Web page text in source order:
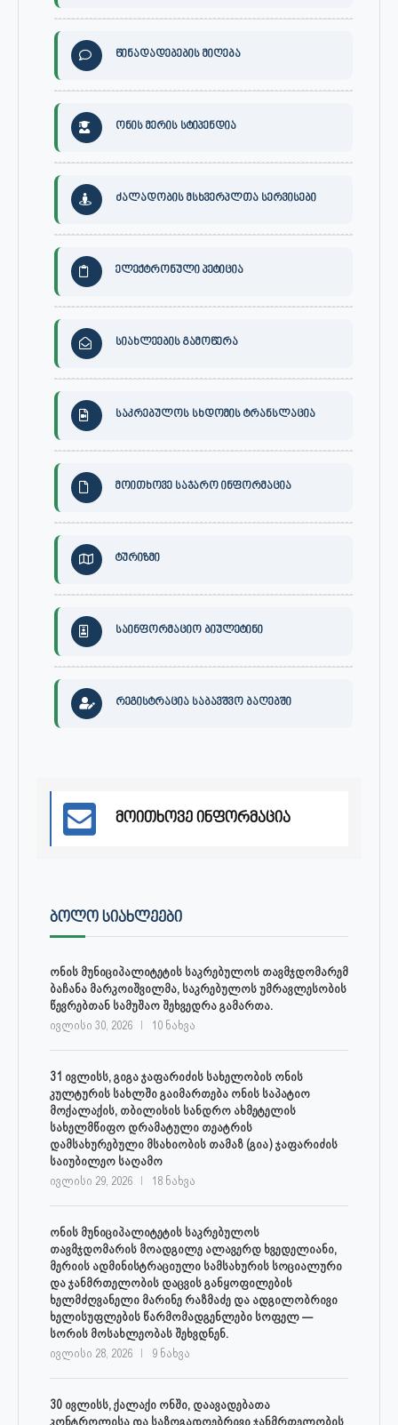
წინადადებების მიღება
ონის მერის სტიპენდია
ძალადობის მსხვერპლთა სერვისები
ელექტრონული პეტიცია
სიახლეების გამოწერა
საკრებულოს სხდომის ტრანსლაცია
მოითხოვე საჯარო ინფორმაცია
ტურიზმი
საინფორმაციო ბიულეტინი
რეგისტრაცია საბავშვო ბაღებში
მოითხოვე ინფორმაცია
ᲑᲝᲚᲝ ᲡᲘᲐᲮᲚᲔᲔᲑᲘ
ონის მუნიციპალიტეტის საკრებულოს თავმჯდომარემ
ბაჩანა მარკოიშვილმა, საკრებულოს უმრავლესობის
წევრებთან სამუშაო შეხვედრა გამართა.
ივლისი 30, 2026 10 ნახვა
31 ივლისს, გიგა ჯაფარიძის სახელობის ონის
კულტურის სახლში გაიმართება ონის საპატიო
მოქალაქის, თბილისის სანდრო ახმეტელის
სახელმწიფო დრამატული თეატრის
დამსახურებული მსახიობის თამაზ (გია) ჯაფარიძის
საიუბილეო საღამო
ივლისი 29, 2026 18 ნახვა
ონის მუნიციპალიტეტის საკრებულოს
თავმჯდომარის მოადგილე ალავერდ ხვედელიანი,
მერიის ადმინისტრაციული სამსახურის სოციალური
და ჯანმრთელობის დაცვის განყოფილების
ხელმძღვანელი მარინე რაზმაძე და ადგილობრივი
ხელისუფლების წარმომადგენლები სოფელ —
სორის მოსახლეობას შეხვდნენ.
ივლისი 28, 2026 9 ნახვა
30 ივლისს, ქალაქი ონში, დაავადებათა
კონტროლისა და საზოგადოებრივი ჯანმრთელობის